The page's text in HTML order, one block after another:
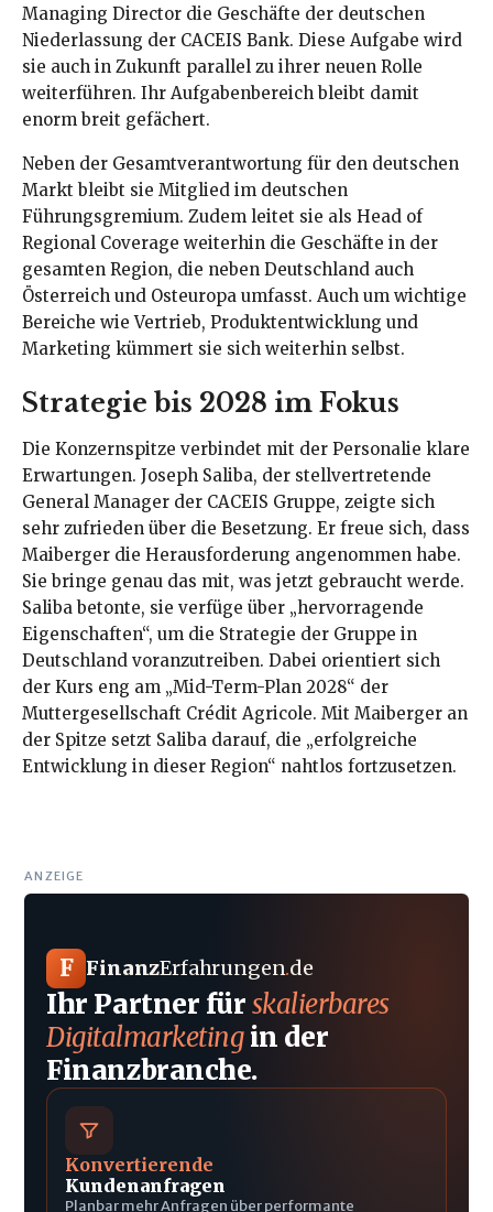
Managing Director die Geschäfte der deutschen
Niederlassung der CACEIS Bank. Diese Aufgabe wird
sie auch in Zukunft parallel zu ihrer neuen Rolle
weiterführen. Ihr Aufgabenbereich bleibt damit
enorm breit gefächert.
Neben der Gesamtverantwortung für den deutschen
Markt bleibt sie Mitglied im deutschen
Führungsgremium. Zudem leitet sie als Head of
Regional Coverage weiterhin die Geschäfte in der
gesamten Region, die neben Deutschland auch
Österreich und Osteuropa umfasst. Auch um wichtige
Bereiche wie Vertrieb, Produktentwicklung und
Marketing kümmert sie sich weiterhin selbst.
Strategie bis 2028 im Fokus
Die Konzernspitze verbindet mit der Personalie klare
Erwartungen. Joseph Saliba, der stellvertretende
General Manager der CACEIS Gruppe, zeigte sich
sehr zufrieden über die Besetzung. Er freue sich, dass
Maiberger die Herausforderung angenommen habe.
Sie bringe genau das mit, was jetzt gebraucht werde.
Saliba betonte, sie verfüge über „hervorragende
Eigenschaften“, um die Strategie der Gruppe in
Deutschland voranzutreiben. Dabei orientiert sich
der Kurs eng am „Mid-Term-Plan 2028“ der
Muttergesellschaft Crédit Agricole. Mit Maiberger an
der Spitze setzt Saliba darauf, die „erfolgreiche
Entwicklung in dieser Region“ nahtlos fortzusetzen.
ANZEIGE
F FinanzErfahrungen.de
Ihr Partner fürskalierbares
Digitalmarketingin der
Finanzbranche.
Konvertierende
Kundenanfragen
Planbar mehr Anfragen über performante